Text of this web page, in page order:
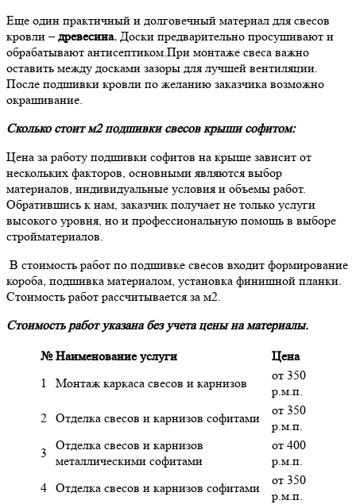
Еще один практичный и долговечный материал для свесов
кровли –древесина. Доски предварительно просушивают и
обрабатывают антисептиком.При монтаже свеса важно
оставить между досками зазоры для лучшей вентиляции.
После подшивки кровли по желанию заказчика возможно
окрашивание.
Сколько стоит м2 подшивки свесов крыши софитом:
Цена за работу подшивки софитов на крыше зависит от
нескольких факторов, основными являются выбор
материалов, индивидуальные условия и объемы работ.
Обратившись к нам, заказчик получает не только услуги
высокого уровня, но и профессиональную помощь в выборе
стройматериалов.
В стоимость работ по подшивке свесов входит формирование
короба, подшивка материалом, установка финишной планки.
Стоимость работ рассчитывается за м2.
Стоимость работ указана без учета цены на материалы.
№ Наименование услуги
Цена
1
Монтаж каркаса свесов и карнизов
от 350
р.м.п.
2 Отделка свесов и карнизов софитами
от 350
р.м.п.
3
Отделка свесов и карнизов
металлическими софитами
от 400
р.м.п.
4 Отделка свесов и карнизов софитами
от 350
р.м.п.